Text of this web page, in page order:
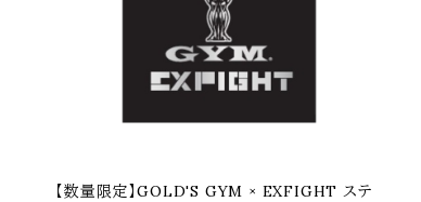
【数量限定】GOLD'S GYM × EXFIGHT ステ